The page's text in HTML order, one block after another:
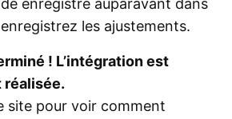
enregistré auparavant dans
les ajustements.
! L’intégration est
site pour voir comment